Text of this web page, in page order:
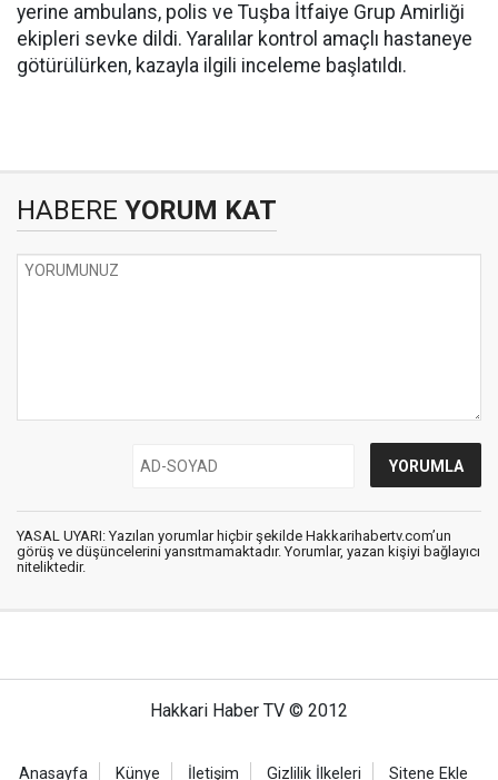
yerine ambulans, polis ve Tuşba İtfaiye Grup Amirliği
ekipleri sevke dildi. Yaralılar kontrol amaçlı hastaneye
götürülürken, kazayla ilgili inceleme başlatıldı.
HABERE YORUM KAT
YASAL UYARI: Yazılan yorumlar hiçbir şekilde Hakkarihabertv.com’un
görüş ve düşüncelerini yansıtmamaktadır. Yorumlar, yazan kişiyi bağlayıcı
niteliktedir.
Hakkari Haber TV © 2012
Anasayfa Künye İletişim Gizlilik İlkeleri Sitene Ekle